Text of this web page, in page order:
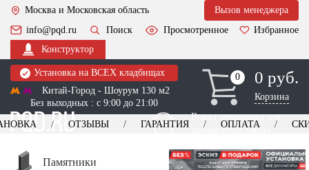
Москва и Московская область
Вызов менеджера
info@pqd.ru
Поиск Просмотренное
Избранное
Конструктор
Установка на ВСЕХ кладбищах
Китай-Город - Шоурум 130 м2
Без выходных : с 9:00 до 21:00
0
0 0 руб.
Корзина
Выезд менеджера для
оформления заказа
+7 (495) 518-44-23
ОТЗЫВЫ ГАРАНТИЯ ОПЛАТА
Памятники